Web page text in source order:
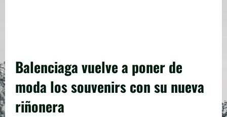
Balenciaga vuelve a poner de
moda los souvenirs con su nueva
riñonera